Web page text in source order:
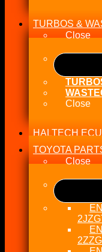
TURBOS &
Close
Close
HALTECH ECU
TOYOTA
Close